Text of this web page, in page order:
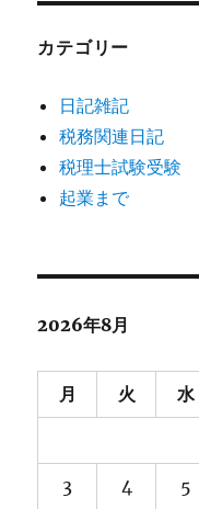
カテゴリー
日記雑記
税務関連日記
税理士試験受験
起業まで
2026年8月
月 火 水
3 4 5